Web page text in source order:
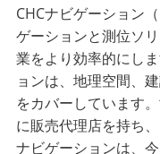
CHCナビゲーション
ゲーションと測位ソ
業をより効率的にし
ョンは、地理空間、
をカバーしています
に販売代理店を持ち
ナビゲーションは、